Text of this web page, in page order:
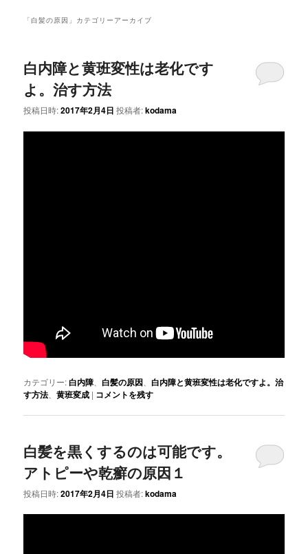
「白髪の原因 」カテゴリーアーカイブ
白内障と黄班変性は老化です
よ。治す方法
投稿日時:2017年2月4日 投稿者:kodama
カテゴリー:白内障 、白髪の原因 、白内障と黄班変性は老化ですよ。治
す方法 、黄班変成 | コメントを残す
白髪を黒くするのは可能です。
アトピーや乾癬の原因１
投稿日時:2017年2月4日 投稿者:kodama